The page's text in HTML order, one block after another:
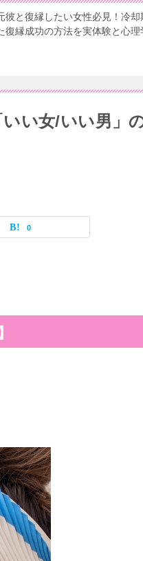
彼と復縁したい女性必見！冷
復縁成功の方法を実体験と心
い女/いい男」
0